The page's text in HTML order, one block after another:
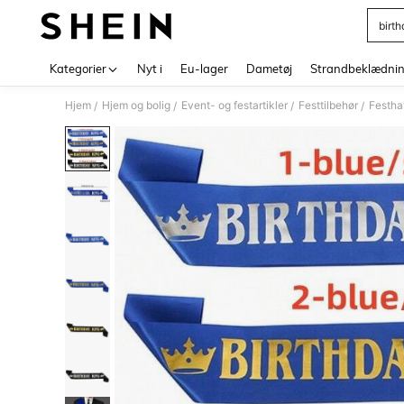
Kategorier Nyt i Eu-lager Dametøj
Hjem / Hjem og bolig / Event- og festartikler / Festtilbehør /